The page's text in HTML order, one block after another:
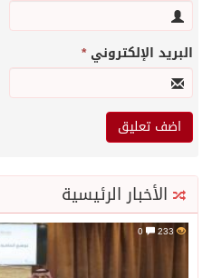
البريد الإلكتروني*
الأخبار الرئيسية
233